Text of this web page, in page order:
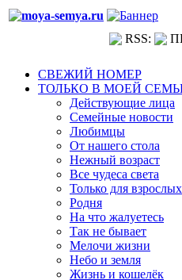
RSS:
СВЕЖИЙ НОМЕР
ТОЛЬКО В МОЕЙ
Действующие лица
Семейные новости
Любимцы
От нашего стола
Нежный возраст
Все чудеса света
Только для взрослых
Родня
На что жалуетесь
Так не бывает
Мелочи жизни
Небо и земля
Жизнь и кошелёк